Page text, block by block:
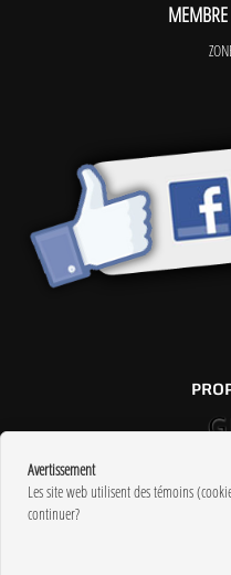
Avertissement
Les site web utilisent des témoins
continuer?